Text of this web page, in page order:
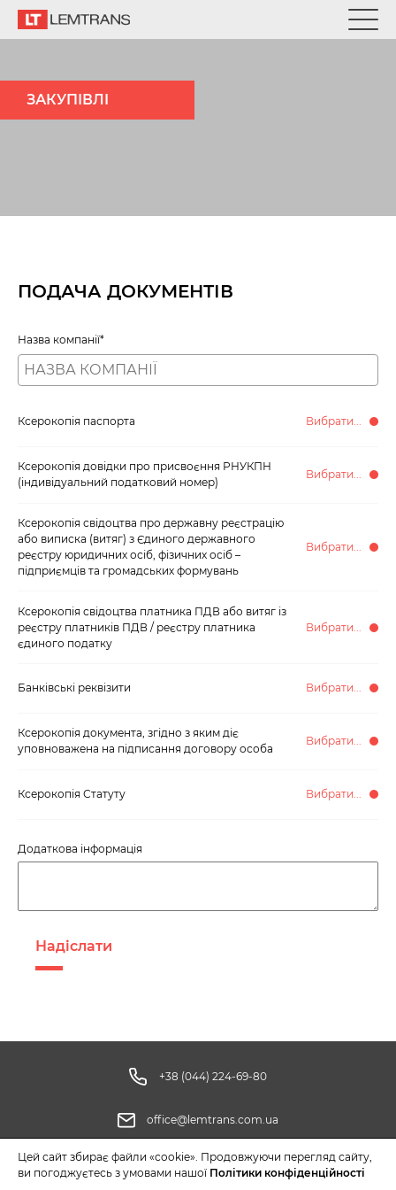
ЗАКУПІВЛІ
ПОДАЧА ДОКУМЕНТІВ
Назва компанії*
Ксерокопія паспорта Вибрати...
Ксерокопія довідки про присвоєння РНУКПН
(індивідуальний податковий номер)
Вибрати...
Ксерокопія свідоцтва про державну реєстрацію
або виписка (витяг) з Єдиного державного
реєстру юридичних осіб, фізичних осіб –
підприємців та громадських формувань
Вибрати...
Ксерокопія свідоцтва платника ПДВ або витяг із
реєстру платників ПДВ / реєстру платника
єдиного податку
Вибрати...
Банківські реквізити Вибрати...
Ксерокопія документа, згідно з яким діє
уповноважена на підписання договору особа
Вибрати...
Ксерокопія Статуту Вибрати...
Додаткова інформація
Надіслати
+38 (044) 224-69-80
office@lemtrans.com.ua
Цей сайт збирає файли «cookie». Продовжуючи перегляд сайту,
ви погоджуєтесь з умовами нашої Політики конфіденційності